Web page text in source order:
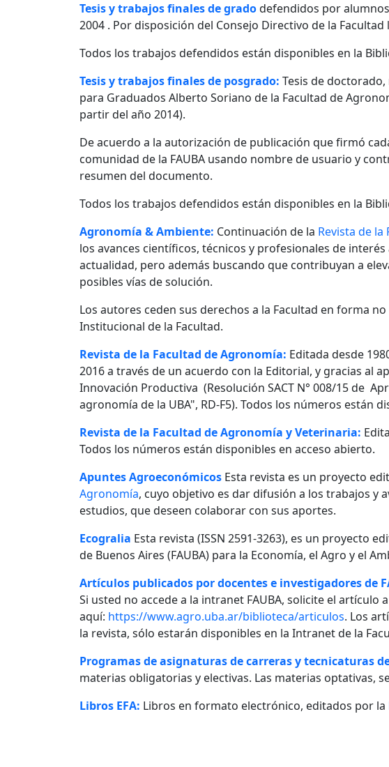
Tesis y trabajos finales de gradodefendidos por
2004 . Por disposición del Consejo Directivo de la
Todos los trabajos defendidos están disponibles en la
Tesis y trabajos finales de posgrado: Tesis de
para Graduados Alberto Soriano de la Facultad de
partir del año 2014).
De acuerdo a la autorización de publicación que firmó
comunidad de la FAUBA usando nombre de usuario y
resumen del documento.
Todos los trabajos defendidos están disponibles en la
Agronomía & Ambiente: Continuación de la Revista de
los avances científicos, técnicos y profesionales de
actualidad, pero además buscando que contribuyan a
posibles vías de solución.
Los autores ceden sus derechos a la Facultad en forma
Institucional de la Facultad.
Revista de la Facultad de Agronomía: Editada desde
2016 a través de un acuerdo con la Editorial, y gracias al
Innovación Productiva (Resolución SACT N° 008/15 de
agronomía de la UBA", RD-F5). Todos los números están
Revista de la Facultad de Agronomía y Veterinaria:
Todos los números están disponibles en acceso abierto.
Apuntes Agroeconómicos Esta revista es un proyecto
Agronomía, cuyo objetivo es dar difusión a los trabajos y
estudios, que deseen colaborar con sus aportes.
Ecogralia Esta revista (ISSN 2591-3263), es un proyecto
de Buenos Aires (FAUBA) para la Economía, el Agro y el
Artículos publicados por docentes e investigadores de
Si usted no accede a la intranet FAUBA, solicite el artículo a
aquí: https://www.agro.uba.ar/biblioteca/articulos. Los
la revista, sólo estarán disponibles en la Intranet de la
Programas de asignaturas de carreras y tecnicaturas
materias obligatorias y electivas. Las materias optativas,
Libros EFA: Libros en formato electrónico, editados por la